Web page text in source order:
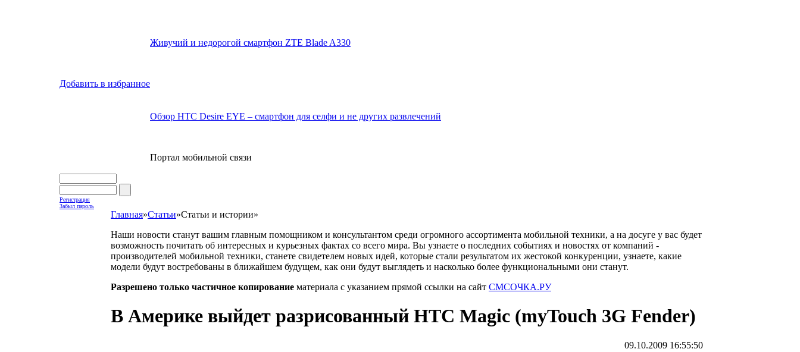
Добавить в избранное
Живучий и недорогой смартфон ZTE Blade A330
Обзор HTC Desire EYE – смартфон для селфи и не других развлечений
Портал мобильной связи
Регистрация
Забыл пароль
Главная»Статьи»Статьи и истории»
Наши новости станут вашим главным помощником и консультантом среди огромного ассортимента мобильной техники, а на досуге у вас будет
возможность почитать об интересных и курьезных фактах со всего мира. Вы узнаете о последних событиях и новостях от компаний -
производителей мобильной техники, станете свидетелем новых идей, которые стали результатом их жестокой конкуренции, узнаете, какие
модели будут востребованы в ближайшем будущем, как они будут выглядеть и насколько более функциональными они станут.
Разрешено только частичное копирование материала с указанием прямой ссылки на сайт СМСОЧКА.РУ
В Америке выйдет разрисованный HTC Magic (myTouch 3G Fender)
09.10.2009 16:55:50